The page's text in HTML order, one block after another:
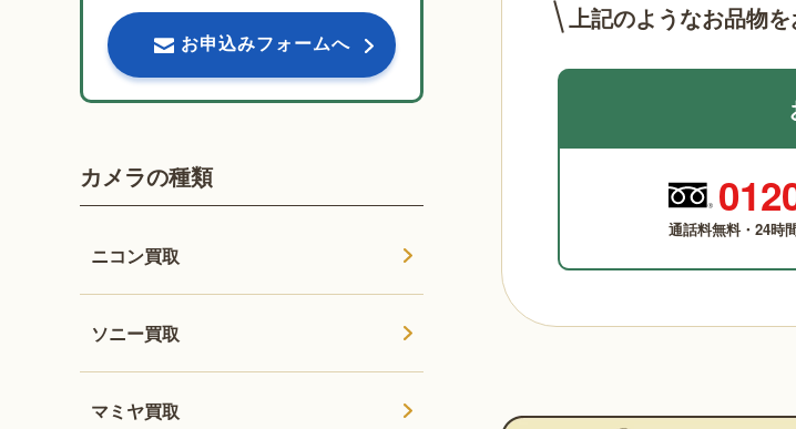
上記のようなお品物を
通話料無料・24時
お申込みフォームへ
カメラの種類
ニコン買取
ソニー買取
マミヤ買取